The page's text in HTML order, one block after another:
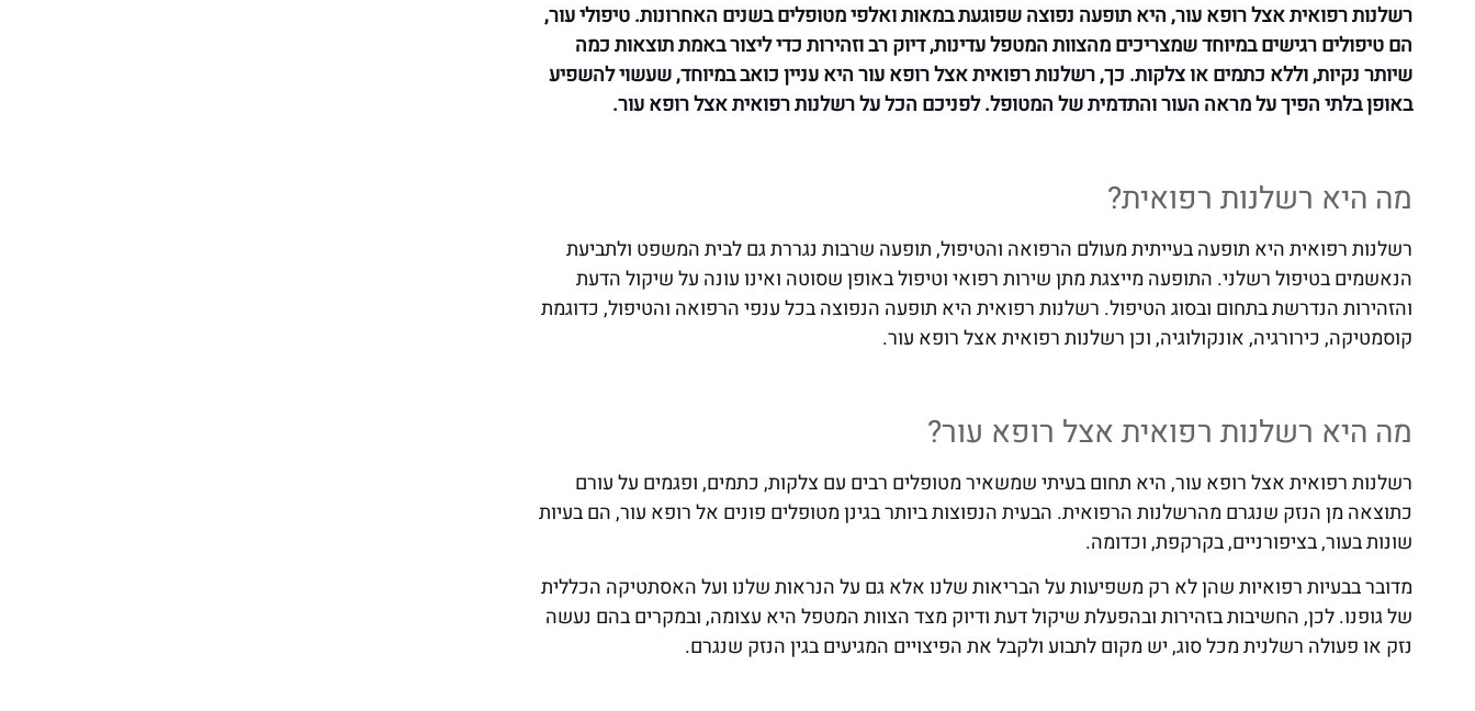
רשלנות רפואית אצל רופא עור, היא תופעה נפוצה שפוגעת במאות ואלפי מטופלים בשנים האחרונות. טיפולי עור,
הם טיפולים רגישים במיוחד שמצריכים מהצוות המטפל עדינות, דיוק רב וזהירות כדי ליצור באמת תוצאות כמה
שיותר נקיות, וללא כתמים או צלקות. כך, רשלנות רפואית אצל רופא עור היא עניין כואב במיוחד, שעשוי להשפיע
באופן בלתי הפיך על מראה העור והתדמית של המטופל. לפניכם הכל על רשלנות רפואית אצל רופא עור.
מה היא רשלנות רפואית?
רשלנות רפואית היא תופעה בעייתית מעולם הרפואה והטיפול, תופעה שרבות נגררת גם לבית המשפט ולתביעת
הנאשמים בטיפול רשלני. התופעה מייצגת מתן שירות רפואי וטיפול באופן שסוטה ואינו עונה על שיקול הדעת
והזהירות הנדרשת בתחום ובסוג הטיפול. רשלנות רפואית היא תופעה הנפוצה בכל ענפי הרפואה והטיפול, כדוגמת
קוסמטיקה, כירורגיה, אונקולוגיה, וכן רשלנות רפואית אצל רופא עור.
מה היא רשלנות רפואית אצל רופא עור?
רשלנות רפואית אצל רופא עור, היא תחום בעיתי שמשאיר מטופלים רבים עם צלקות, כתמים, ופגמים על עורם
כתוצאה מן הנזק שנגרם מהרשלנות הרפואית. הבעית הנפוצות ביותר בגינן מטופלים פונים אל רופא עור, הם בעיות
שונות בעור, בציפורניים, בקרקפת, וכדומה.
מדובר בבעיות רפואיות שהן לא רק משפיעות על הבריאות שלנו אלא גם על הנראות שלנו ועל האסתטיקה הכללית
של גופנו. לכן, החשיבות בזהירות ובהפעלת שיקול דעת ודיוק מצד הצוות המטפל היא עצומה, ובמקרים בהם נעשה
נזק או פעולה רשלנית מכל סוג, יש מקום לתבוע ולקבל את הפיצויים המגיעים בגין הנזק שנגרם.